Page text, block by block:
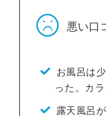
悪い口
お風呂は
った。カラ
露天風呂